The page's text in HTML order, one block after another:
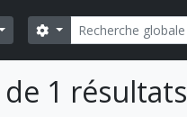
Rechercher
Search options
1 résultats